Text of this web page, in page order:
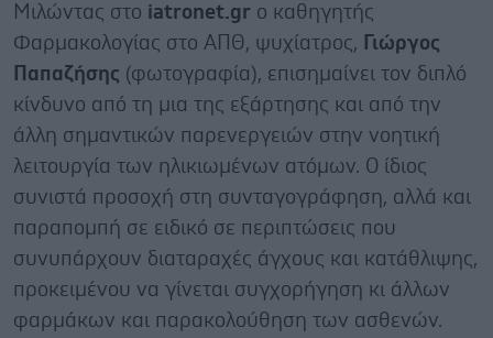
Μιλώντας στο iatronet.gr ο καθηγητής
Φαρμακολογίας στο ΑΠΘ, ψυχίατρος, Γιώργος
Παπαζήσης (φωτογραφία), επισημαίνει τον διπλό
κίνδυνο από τη μια της εξάρτησης και από την
άλλη σημαντικών παρενεργειών στην νοητική
λειτουργία των ηλικιωμένων ατόμων. Ο ίδιος
συνιστά προσοχή στη συνταγογράφηση, αλλά και
παραπομπή σε ειδικό σε περιπτώσεις που
συνυπάρχουν διαταραχές άγχους και κατάθλιψης,
προκειμένου να γίνεται συγχορήγηση κι άλλων
φαρμάκων και παρακολούθηση των ασθενών.